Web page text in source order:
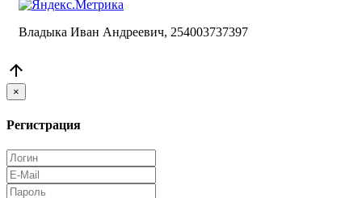
Владыка Иван Андреевич, 254003737397

×
Регистрация